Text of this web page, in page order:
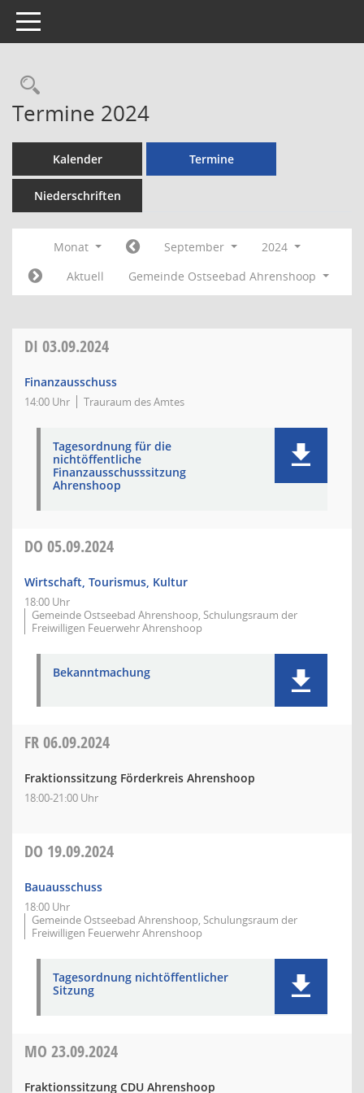
Toggle navigation
Rechercheauswahl
Termine 2024
Kalender Termine
Niederschriften
Monat September
2024
Aktuell
Gemeinde Ostseebad Ahrenshoop
DI 03.09.2024
Finanzausschuss
14:00 Uhr Trauraum des Amtes
Tagesordnung für die
nichtöffentliche
Finanzausschusssitzung
Ahrenshoop
DO 05.09.2024
Wirtschaft, Tourismus, Kultur
18:00 Uhr
Gemeinde Ostseebad Ahrenshoop, Schulungsraum der
Freiwilligen Feuerwehr Ahrenshoop
Bekanntmachung
FR06.09.2024
Fraktionssitzung Förderkreis Ahrenshoop
18:00-21:00 Uhr
DO 19.09.2024
Bauausschuss
18:00 Uhr
Gemeinde Ostseebad Ahrenshoop, Schulungsraum der
Freiwilligen Feuerwehr Ahrenshoop
Tagesordnung nichtöffentlicher
Sitzung
MO 23.09.2024
Fraktionssitzung CDU Ahrenshoop